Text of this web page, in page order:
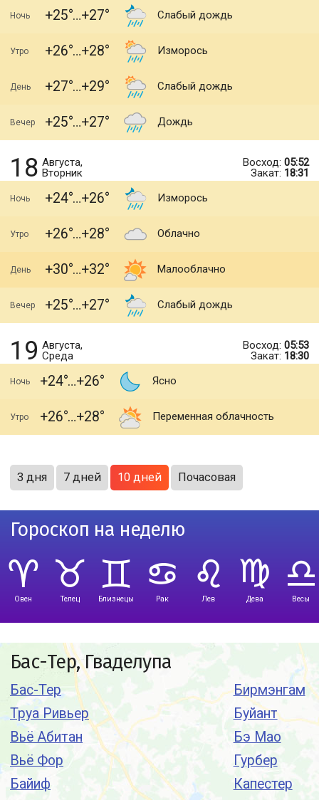
Ночь +25 +27 Слабый дождь
Утро +26 +28 Изморось
День +27 +29 Слабый дождь
Вечер +25 +27 Дождь
18 Августа,
Вторник
Восход: 05:52
Закат: 18:31
Ночь +24 +26 Изморось
Утро +26 +28 Облачно
День +30 +32 Малооблачно
Вечер +25 +27 Слабый дождь
19 Августа,
Среда
Восход: 05:53
Закат: 18:30
Ночь +24 +26 Ясно
Утро +26 +28 Переменная облачность
3 дня 7 дней 10 дней Почасовая
Гороскоп на неделю
Овен Телец Близнецы Рак Лев Дева Весы
Бас-Тер, Гваделупа
Бас-Тер
Труа Ривьер
Вьё Абитан
Вьё Фор
Байиф
Бирмэнгам
Буйант
Бэ Мао
Гурбер
Капестер